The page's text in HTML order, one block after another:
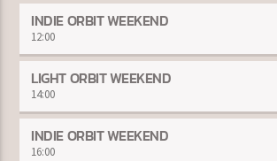
08:00 10:00
Radio Orbit
INDIE ORBIT WEEKEND
12:00
LIGHT ORBIT WEEKEND
14:00
INDIE ORBIT WEEKEND
16:00